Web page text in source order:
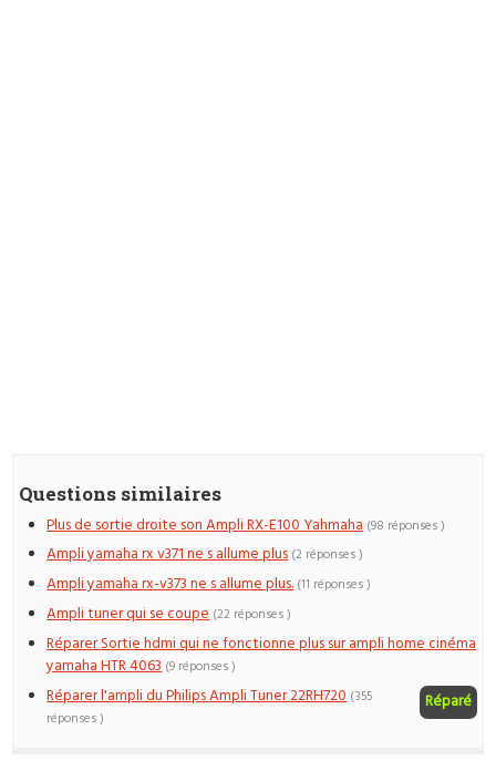
Questions similaires
Plus de sortie droite son Ampli RX-E100 Yahmaha (98 réponses )
Ampli yamaha rx v371 ne s allume plus (2 réponses )
Ampli yamaha rx-v373 ne s allume plus. (11 réponses )
Ampli tuner qui se coupe (22 réponses )
Réparer Sortie hdmi qui ne fonctionne plus sur ampli home cinéma
yamaha HTR 4063 (9 réponses )
Réparer l'ampli du Philips Ampli Tuner 22RH720 Réparé
(355
réponses )